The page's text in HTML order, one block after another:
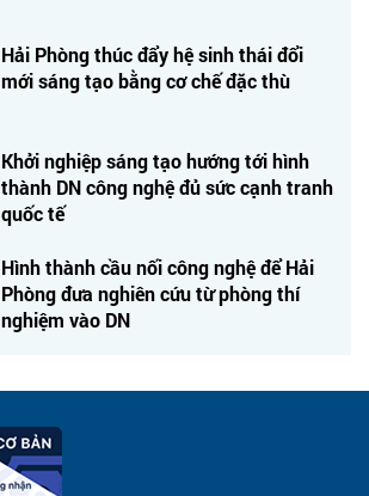
Hải Phòng thúc đẩy hệ sinh thái đổi
mới sáng tạo bằng cơ chế đặc thù
Khởi nghiệp sáng tạo hướng tới hình
thành DN công nghệ đủ sức cạnh tranh
quốc tế
Hình thành cầu nối công nghệ để Hải
Phòng đưa nghiên cứu từ phòng thí
nghiệm vào DN